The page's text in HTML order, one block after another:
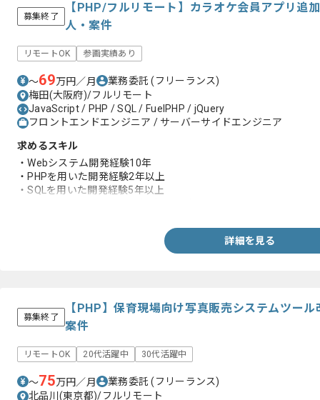
募集終了
【PHP/フルリモート】カラオケ会員アプリ追
人・案件
リモートOK 参画実績あり
〜69万円／月 業務委託(フリーランス)
梅田(大阪府)/フルリモート
JavaScript / PHP / SQL / FuelPHP / jQuery
フロントエンドエンジニア / サーバーサイドエンジニア
求めるスキル
・Webシステム開発経験10年
・PHPを用いた開発経験2年以上
・SQLを用いた開発経験5年以上
詳細を見る
募集終了
【PHP】保育現場向け写真販売システムツー
案件
リモートOK 20代活躍中 30代活躍中
〜75万円／月 業務委託(フリーランス)
北品川(東京都)/フルリモート